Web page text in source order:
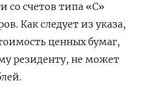
со счетов типа «С»
Как следует из указа,
ценных бумаг,
резиденту, не может